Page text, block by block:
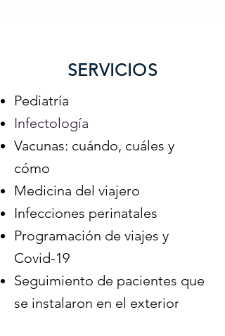
SERVICIOS
Pediatría
Infectología
Vacunas: cuándo, cuáles y
cómo
Medicina del viajero
Infecciones perinatales
Programación de viajes y
Covid-19
Seguimiento de pacientes que
se instalaron en el exterior